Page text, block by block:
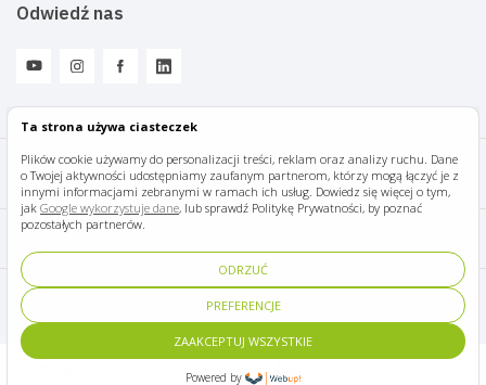
Ta strona używa ciasteczek
Plików cookie używamy do personalizacji treści, reklam oraz analizy ruchu. Dane
o Twojej aktywności udostępniamy zaufanym partnerom, którzy mogą łączyć je z
innymi informacjami zebranymi w ramach ich usług. Dowiedz się więcej o tym,
jak Google wykorzystuje dane, lub sprawdź Politykę Prywatności, by poznać
pozostałych partnerów.
ODRZUĆ
PREFERENCJE
ZAAKCEPTUJ WSZYSTKIE
Powered by
Odwiedź nas
Mazury Travel © 2026
Polityka prywatności
Designed by Panda Marketing